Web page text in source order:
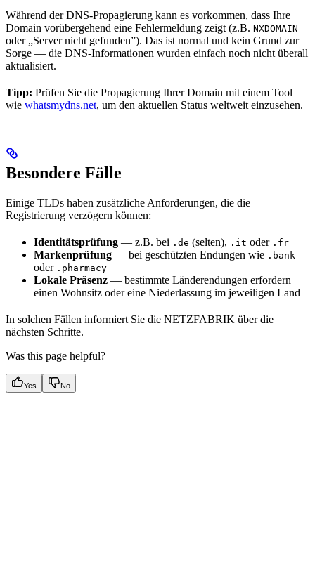
Während der DNS-Propagierung kann es vorkommen, dass Ihre
Domain vorübergehend eine Fehlermeldung zeigt (z.B. NXDOMAIN
oder „Server nicht gefunden”). Das ist normal und kein Grund zur
Sorge — die DNS-Informationen wurden einfach noch nicht überall
aktualisiert.
Tipp: Prüfen Sie die Propagierung Ihrer Domain mit einem Tool
wie whatsmydns.net, um den aktuellen Status weltweit einzusehen.
Besondere Fälle
Einige TLDs haben zusätzliche Anforderungen, die die
Registrierung verzögern können:
Identitätsprüfung — z.B. bei .de (selten), .it oder .fr
Markenprüfung — bei geschützten Endungen wie .bank
oder .pharmacy
Lokale Präsenz — bestimmte Länderendungen erfordern
einen Wohnsitz oder eine Niederlassung im jeweiligen Land
In solchen Fällen informiert Sie die NETZFABRIK über die
nächsten Schritte.
Was this page helpful?
Yes No